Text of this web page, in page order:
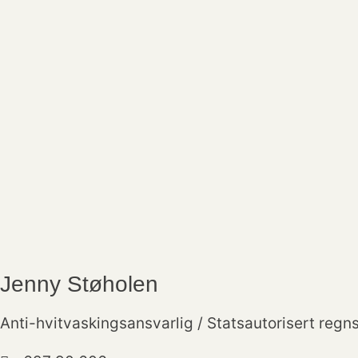
Jenny Støholen
Anti-hvitvaskingsansvarlig / Statsautorisert